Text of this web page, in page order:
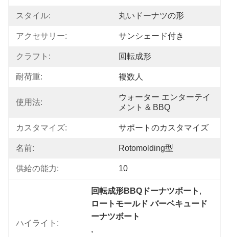
スタイル: 丸いドーナツの形
アクセサリー: サンシェード付き
クラフト: 回転成形
耐荷重: 複数人
使用法:
ウォーター エンターテイ
メント & BBQ
カスタマイズ: サポートのカスタマイズ
名前: Rotomolding型
供給の能力: 10
ハイライト:
回転成形BBQドーナツボート ,
ロートモールド バーベキュード
ーナツボート
,